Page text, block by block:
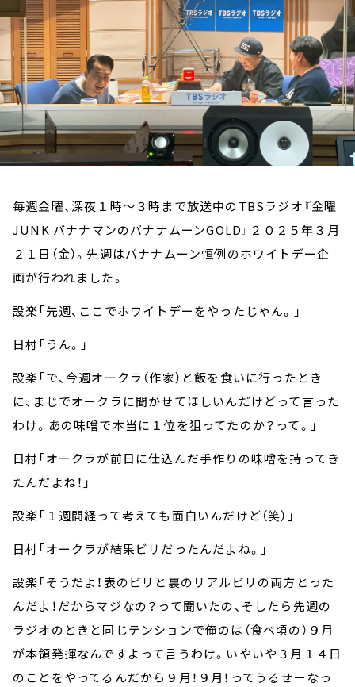
毎週金曜、深夜１時～３時まで放送中のTBSラジオ『金曜
JUNK バナナマンのバナナムーンGOLD』２０２５年３月
２１日（金）。先週はバナナムーン恒例のホワイトデー企
画が行われました。
設楽「先週、ここでホワイトデーをやったじゃん。」
日村「うん。」
設楽「で、今週オークラ（作家）と飯を食いに行ったとき
に、まじでオークラに聞かせてほしいんだけどって言った
わけ。あの味噌で本当に１位を狙ってたのか？って。」
日村「オークラが前日に仕込んだ手作りの味噌を持ってき
たんだよね！」
設楽「１週間経って考えても面白いんだけど（笑）」
日村「オークラが結果ビリだったんだよね。」
設楽「そうだよ！表のビリと裏のリアルビリの両方とった
んだよ！だからマジなの？って聞いたの、そしたら先週の
ラジオのときと同じテンションで俺のは（食べ頃の）９月
が本領発揮なんですよって言うわけ。いやいや３月１４日
のことをやってるんだから９月！９月！ってうるせーなっ